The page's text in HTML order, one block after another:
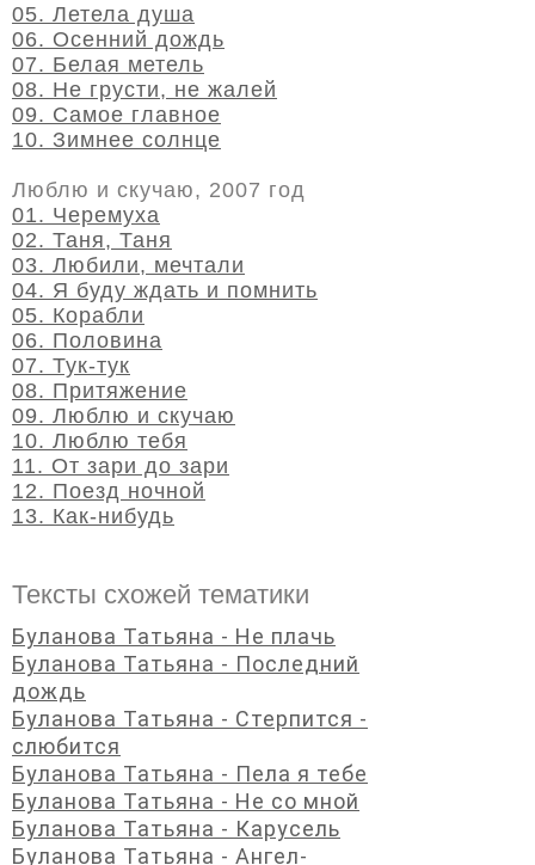
05. Летела душа
06. Осенний дождь
07. Белая метель
08. Не грусти, не жалей
09. Самое главное
10. Зимнее солнце
Люблю и скучаю, 2007 год
01. Черемуха
02. Таня, Таня
03. Любили, мечтали
04. Я буду ждать и помнить
05. Корабли
06. Половина
07. Тук-тук
08. Притяжение
09. Люблю и скучаю
10. Люблю тебя
11. От зари до зари
12. Поезд ночной
13. Как-нибудь
Тексты схожей тематики
Буланова Татьяна - Не плачь
Буланова Татьяна - Последний
дождь
Буланова Татьяна - Стерпится -
слюбится
Буланова Татьяна - Пела я тебе
Буланова Татьяна - Не со мной
Буланова Татьяна - Карусель
Буланова Татьяна - Ангел-